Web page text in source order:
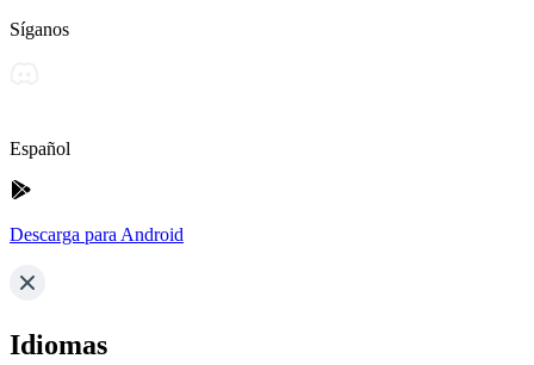
Síganos
Español
Descarga para Android
Idiomas